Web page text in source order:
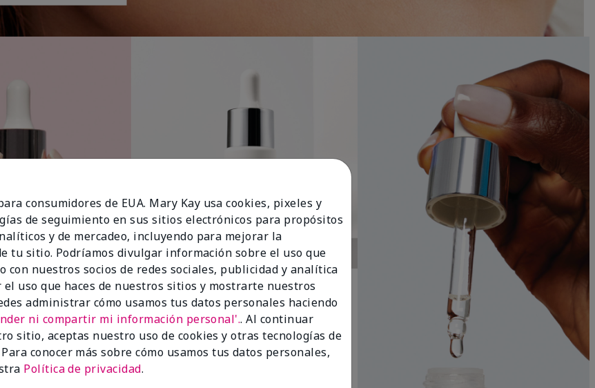
consumidores de EUA. Mary Kay usa cookies, pixeles y
de seguimiento en sus sitios electrónicos para propósitos
y de mercadeo, incluyendo para mejorar la
tu sitio. Podríamos divulgar información sobre el uso que
con nuestros socios de redes sociales, publicidad y analítica
uso que haces de nuestros sitios y mostrarte nuestros
administrar cómo usamos tus datos personales haciendo
ni compartir mi información personal'.. Al continuar
sitio, aceptas nuestro uso de cookies y otras tecnologías de
conocer más sobre cómo usamos tus datos personales,
Política de privacidad.